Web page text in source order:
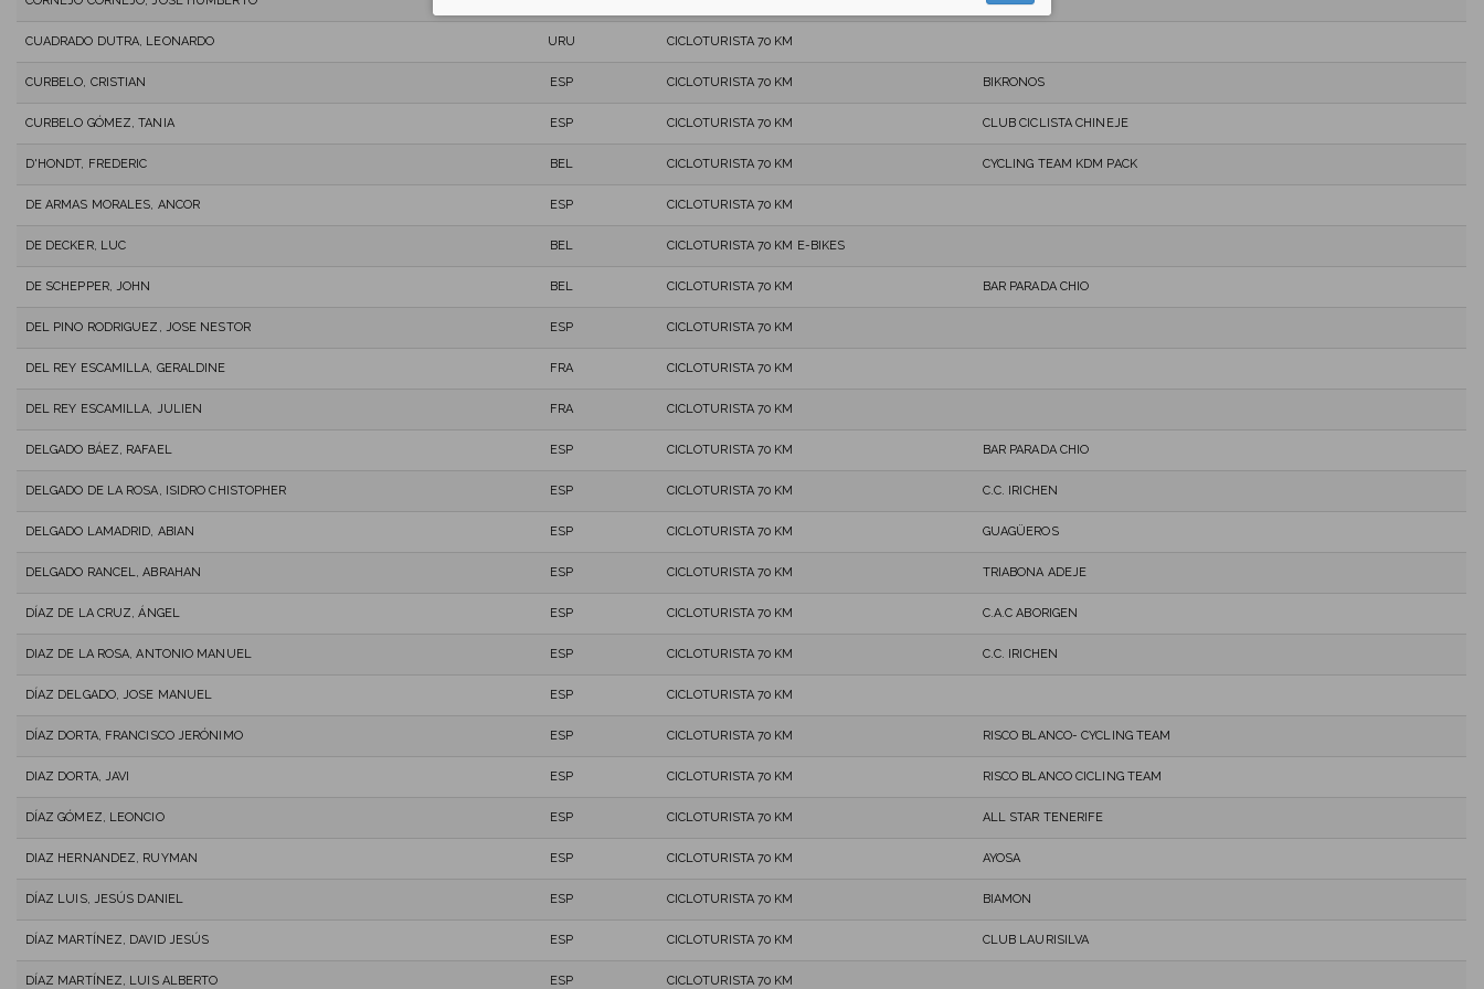
CUADRADO DUTRA, LEONARDO URU CICLOTURISTA 70 KM
CURBELO, CRISTIAN ESP CICLOTURISTA 70 KM BIKRONOS
CURBELO GÓMEZ, TANIA ESP CICLOTURISTA 70 KM CLUB CICLISTA CHINEJE
D'HONDT, FREDERIC BEL CICLOTURISTA 70 KM CYCLING TEAM KDM PACK
DE ARMAS MORALES, ANCOR ESP CICLOTURISTA 70 KM
DE DECKER, LUC BEL CICLOTURISTA 70 KM E-BIKES
DE SCHEPPER, JOHN BEL CICLOTURISTA 70 KM BAR PARADA CHIO
DEL PINO RODRIGUEZ, JOSE NESTOR ESP CICLOTURISTA 70 KM
DEL REY ESCAMILLA, GERALDINE FRA CICLOTURISTA 70 KM
DEL REY ESCAMILLA, JULIEN FRA CICLOTURISTA 70 KM
DELGADO BÁEZ, RAFAEL ESP CICLOTURISTA 70 KM BAR PARADA CHIO
DELGADO DE LA ROSA, ISIDRO CHISTOPHER ESP CICLOTURISTA 70 KM C.C. IRICHEN
DELGADO LAMADRID, ABIAN ESP CICLOTURISTA 70 KM GUAGÜEROS
DELGADO RANCEL, ABRAHAN ESP CICLOTURISTA 70 KM TRIABONA ADEJE
DÍAZ DE LA CRUZ, ÁNGEL ESP CICLOTURISTA 70 KM C.A.C ABORIGEN
DIAZ DE LA ROSA, ANTONIO MANUEL ESP CICLOTURISTA 70 KM C.C. IRICHEN
DÍAZ DELGADO, JOSE MANUEL ESP CICLOTURISTA 70 KM
DÍAZ DORTA, FRANCISCO JERÓNIMO ESP CICLOTURISTA 70 KM RISCO BLANCO- CYCLING TEAM
DIAZ DORTA, JAVI ESP CICLOTURISTA 70 KM RISCO BLANCO CICLING TEAM
DÍAZ GÓMEZ, LEONCIO ESP CICLOTURISTA 70 KM ALL STAR TENERIFE
DIAZ HERNANDEZ, RUYMAN ESP CICLOTURISTA 70 KM AYOSA
DÍAZ LUIS, JESÚS DANIEL ESP CICLOTURISTA 70 KM BIAMON
DÍAZ MARTÍNEZ, DAVID JESÚS ESP CICLOTURISTA 70 KM CLUB LAURISILVA
DÍAZ MARTÍNEZ, LUIS ALBERTO ESP CICLOTURISTA 70 KM